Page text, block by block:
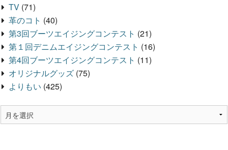
TV (71)
革のコト (40)
第3回ブーツエイジングコンテスト (21)
第１回デニムエイジングコンテスト (16)
第4回ブーツエイジングコンテスト (11)
オリジナルグッズ (75)
よりもい (425)